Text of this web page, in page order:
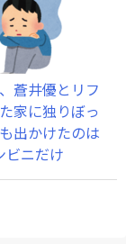
蒼井優とリフ
家に独りぼっ
出かけたのは
ビニだけ